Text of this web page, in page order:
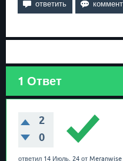
1 Ответ
2
0
ответил 14 Июль, 24 от Meranwise